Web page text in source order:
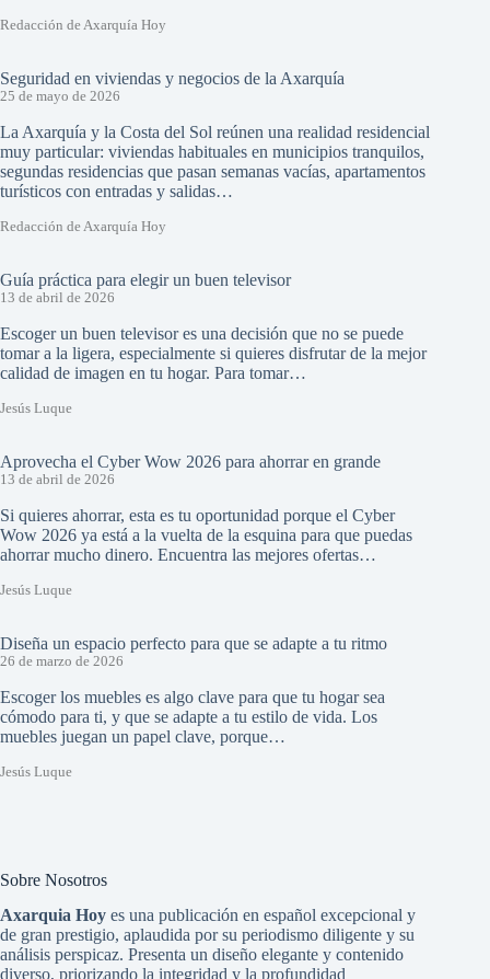
Redacción de Axarquía Hoy
Seguridad en viviendas y negocios de la Axarquía
25 de mayo de 2026
La Axarquía y la Costa del Sol reúnen una realidad residencial
muy particular: viviendas habituales en municipios tranquilos,
segundas residencias que pasan semanas vacías, apartamentos
turísticos con entradas y salidas…
Redacción de Axarquía Hoy
Guía práctica para elegir un buen televisor
13 de abril de 2026
Escoger un buen televisor es una decisión que no se puede
tomar a la ligera, especialmente si quieres disfrutar de la mejor
calidad de imagen en tu hogar. Para tomar…
Jesús Luque
Aprovecha el Cyber Wow 2026 para ahorrar en grande
13 de abril de 2026
Si quieres ahorrar, esta es tu oportunidad porque el Cyber
Wow 2026 ya está a la vuelta de la esquina para que puedas
ahorrar mucho dinero. Encuentra las mejores ofertas…
Jesús Luque
Diseña un espacio perfecto para que se adapte a tu ritmo
26 de marzo de 2026
Escoger los muebles es algo clave para que tu hogar sea
cómodo para ti, y que se adapte a tu estilo de vida. Los
muebles juegan un papel clave, porque…
Jesús Luque
Sobre Nosotros
Axarquia Hoy es una publicación en español excepcional y
de gran prestigio, aplaudida por su periodismo diligente y su
análisis perspicaz. Presenta un diseño elegante y contenido
diverso, priorizando la integridad y la profundidad